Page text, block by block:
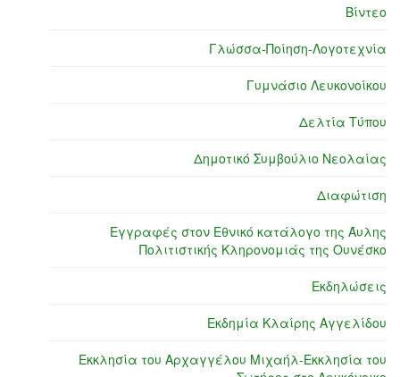
Βίντεο
Γλώσσα-Ποίηση-Λογοτεχνία
Γυμνάσιο Λευκονοίκου
Δελτία Τύπου
Δημοτικό Συμβούλιο Νεολαίας
Διαφώτιση
Εγγραφές στον Εθνικό κατάλογο της Άυλης
Πολιτιστικής Κληρονομιάς της Ουνέσκο
Εκδηλώσεις
Εκδημία Κλαίρης Αγγελίδου
Εκκλησία του Αρχαγγέλου Μιχαήλ-Εκκλησία του